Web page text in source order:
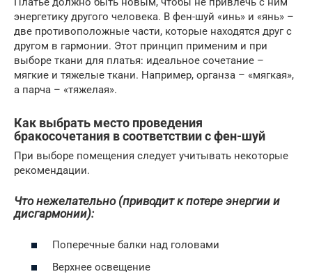
энергетику другого человека. В фен-шуй «инь» и «янь» –
две противоположные части, которые находятся друг с
другом в гармонии. Этот принцип применим и при
выборе ткани для платья: идеальное сочетание –
мягкие и тяжелые ткани. Например, органза – «мягкая»,
а парча – «тяжелая».
Как выбрать место проведения
бракосочетания в соответствии с фен-шуй
При выборе помещения следует учитывать некоторые
рекомендации.
Что нежелательно (приводит к потере энергии и
дисгармонии):
Поперечные балки над головами
Верхнее освещение